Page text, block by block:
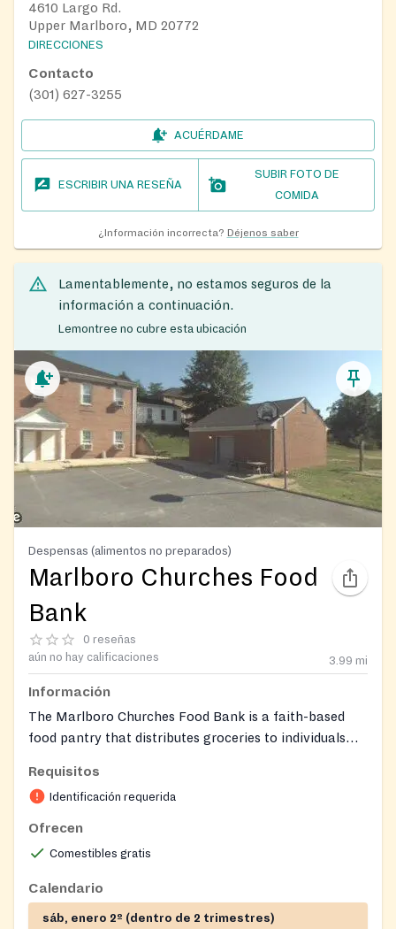
4610 Largo Rd.
Upper Marlboro, MD 20772
DIRECCIONES
Contacto
(301) 627-3255
ACUÉRDAME
ESCRIBIR UNA RESEÑA
SUBIR FOTO DE
COMIDA
¿Información incorrecta? Déjenos saber
Lamentablemente, no estamos seguros de la
información a continuación.
Lemontree no cubre esta ubicación
Despensas (alimentos no preparados)
Marlboro Churches Food
Bank
0 reseñas
aún no hay calificaciones
3.99 mi
Información
The Marlboro Churches Food Bank is a faith-based
food pantry that distributes groceries to individuals
perishable items such as peanut butter, jelly, soup,
cereal, spaghetti noodles and sauce, canned
vegetables, canned meat, tuna, canned fruit, and fruit
juices. A hot breakfast is also provided during
Requisitos
Identificación requerida
Ofrecen
Comestibles gratis
Calendario
sáb, enero 2º (dentro de 2 trimestres)